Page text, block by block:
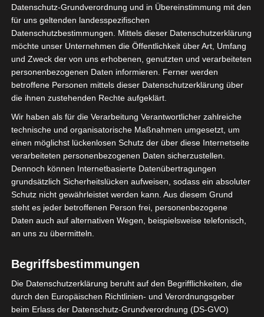
Ursprünglich wollten wir uns von
unserem alten Tisch nicht trennen, aber er
wirkte im Wohnnbereich schon ziemlich
kompakt und massiv.
Er wurde aus antikem Holz von einem
Schreiner gefertigt und war viele Jahre in
unserem Besitz.
Mein Wunsch war jedoch ein größerer
Tisch, den wir je nach Bedarf auziehen
können und weiß sollte er auch sein.
Vorher:
Unser alter Esszimmertisch
Datenschutz-Grundverordnung und in Übereinstimmung mit den
für uns geltenden landesspezifischen
Datenschutzbestimmungen. Mittels dieser Datenschutzerklärung
möchte unser Unternehmen die Öffentlichkeit über Art, Umfang
und Zweck der von uns erhobenen, genutzten und verarbeiteten
personenbezogenen Daten informieren. Ferner werden
betroffene Personen mittels dieser Datenschutzerklärung über
die ihnen zustehenden Rechte aufgeklärt.
Wir haben als für die Verarbeitung Verantwortlicher zahlreiche
technische und organisatorische Maßnahmen umgesetzt, um
einen möglichst lückenlosen Schutz der über diese Internetseite
verarbeiteten personenbezogenen Daten sicherzustellen.
Dennoch können Internetbasierte Datenübertragungen
grundsätzlich Sicherheitslücken aufweisen, sodass ein absoluter
Schutz nicht gewährleistet werden kann. Aus diesem Grund
steht es jeder betroffenen Person frei, personenbezogene
Daten auch auf alternativen Wegen, beispielsweise telefonisch,
an uns zu übermitteln.
Begriffsbestimmungen
Die Datenschutzerklärung beruht auf den Begrifflichkeiten, die
durch den Europäischen Richtlinien- und Verordnungsgeber
beim Erlass der Datenschutz-Grundverordnung (DS-GVO)